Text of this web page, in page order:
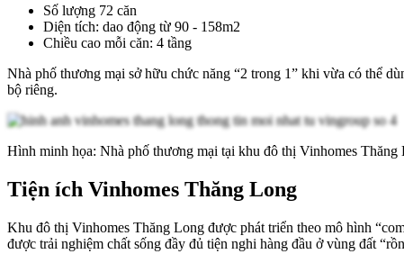
Số lượng 72 căn
Diện tích: dao động từ 90 - 158m2
Chiều cao mỗi căn: 4 tầng
Nhà phố thương mại sở hữu chức năng “2 trong 1” khi vừa có thể
bộ riêng.
Hình minh họa: Nhà phố thương mại tại khu đô thị Vinhomes Thăng
Tiện ích Vinhomes Thăng Long
Khu đô thị Vinhomes Thăng Long được phát triển theo mô hình
được trải nghiệm chất sống đầy đủ tiện nghi hàng đầu ở vùng đất